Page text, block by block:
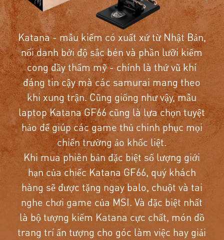
Katana - mẫu kiếm có xuất xứ từ Nhật Bản,
nổi danh bởi độ sắc bén và phần lưỡi kiếm
cong đầy thẩm mỹ - chính là thứ vũ khí
đáng tin cậy mà các samurai mang theo
khi xung trận. Cũng giống như vậy, mẫu
laptop Katana GF66 cũng là lựa chọn tuyệt
hảo để giúp các game thủ chinh phục mọi
chiến trường ảo khốc liệt.
Khi mua phiên bản đặc biệt số lượng giới
hạn của chiếc Katana GF66, quý khách
hàng sẽ được tặng ngay balo, chuột và tai
nghe chơi game của MSI. Và đặc biệt nhất
là bộ tượng kiếm Katana cực chất, món đồ
trang trí ấn tượng cho góc làm việc hay giải